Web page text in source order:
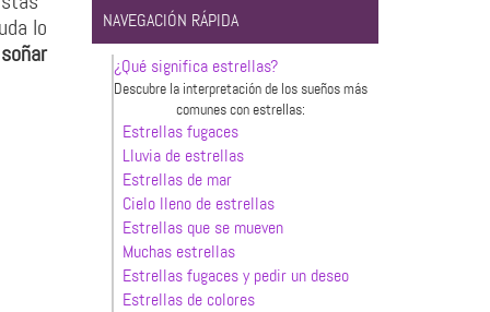
lo
soñar
NAVEGACIÓN RÁPIDA
¿Qué significa estrellas?
Descubre la interpretación de los sueños más
comunes con estrellas:
Estrellas fugaces
Lluvia de estrellas
Estrellas de mar
Cielo lleno de estrellas
Estrellas que se mueven
Muchas estrellas
Estrellas fugaces y pedir un deseo
Estrellas de colores